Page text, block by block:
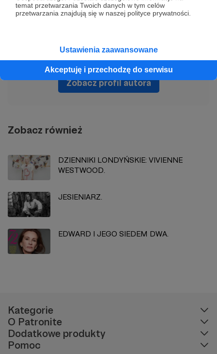
temat przetwarzania Twoich danych w tym celów
przetwarzania znajdują się w naszej polityce prywatności.
Ustawienia zaawansowane
Akceptuję i przechodzę do serwisu
Bartek Fetysz
Zobacz profil autora
Zobacz również
DZIENNIKI LONDYŃSKIE: VIVIENNE
WESTWOOD.
JESIENIARZ.
EDWARD I JEGO SIEDEM DWA.
Kategorie
O Patronite
Dodatkowe produkty
Pomoc